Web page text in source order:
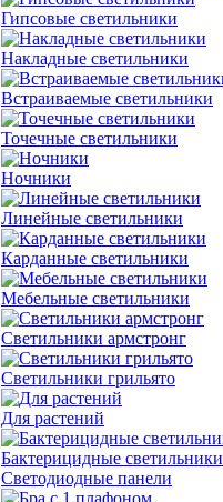
Гипсовые светильники
Накладные светильники
Встраиваемые светильники
Точечные светильники
Ночники
Линейные светильники
Карданные светильники
Мебельные светильники
Светильники армстронг
Светильники грильято
Для растений
Бактерицидные светильники
Светодиодные панели